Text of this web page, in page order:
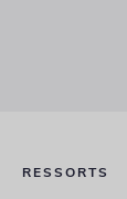
RESSORTS